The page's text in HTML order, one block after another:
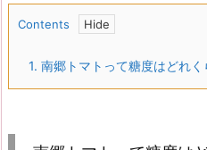
Contents
1. 南郷トマトって糖度はどれく